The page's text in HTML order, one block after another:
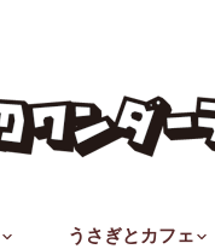
うさぎとカフェ